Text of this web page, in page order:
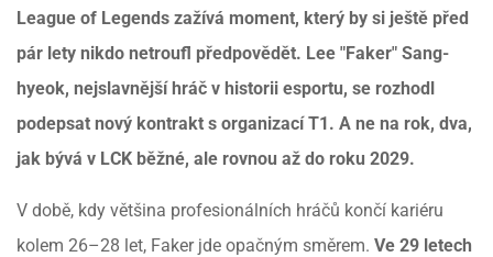
League of Legends zažívá moment, který by si ještě před
pár lety nikdo netroufl předpovědět. Lee "Faker" Sang-
hyeok, nejslavnější hráč v historii esportu, se rozhodl
podepsat nový kontrakt s organizací T1. A ne na rok, dva,
jak bývá v LCK běžné, ale rovnou až do roku 2029.
V době, kdy většina profesionálních hráčů končí kariéru
kolem 26–28 let, Faker jde opačným směrem. Ve 29 letech